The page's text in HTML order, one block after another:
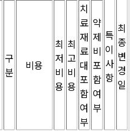
특
이
사
항
최
종
변
경
일
구
분
비용
최
저
비
용
최
고
비
용
치
료
재
료
대
포
함
여
부
약
제
비
포
함
여
부